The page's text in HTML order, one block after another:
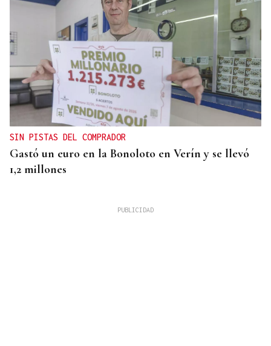
SIN PISTAS DEL COMPRADOR
Gastó un euro en la Bonoloto en Verín y se llevó
1,2 millones